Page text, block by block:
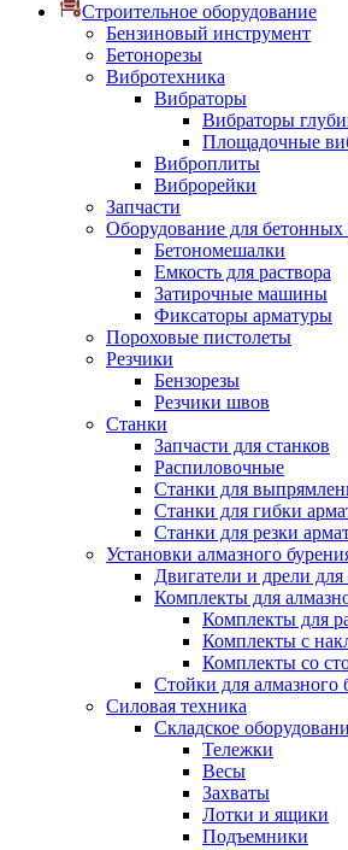
Строительное оборудование
Бензиновый инструмент
Бетонорезы
Вибротехника
Вибраторы
Вибраторы
Площадочные
Виброплиты
Виброрейки
Запчасти
Оборудование для бетонных
Бетономешалки
Емкость для раствора
Затирочные машины
Фиксаторы арматуры
Пороховые пистолеты
Резчики
Бензорезы
Резчики швов
Станки
Запчасти для станков
Распиловочные
Станки для
Станки для гибки
Станки для резки
Установки алмазного
Двигатели и дрели
Комплекты для
Комплекты для
Комплекты с
Комплекты со
Стойки для алмазного
Силовая техника
Складское
Тележки
Весы
Захваты
Лотки и ящики
Подъемники